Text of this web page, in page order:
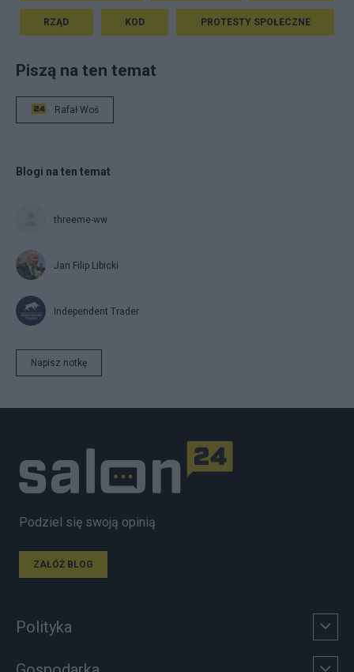
RZĄD KOD PROTESTY SPOŁECZNE
Piszą na ten temat
Rafał Woś
Blogi na ten temat
threeme-ww
Jan Filip Libicki
Independent Trader
Napisz notkę
Podziel się swoją opinią
ZAŁÓŻ BLOG
Polityka